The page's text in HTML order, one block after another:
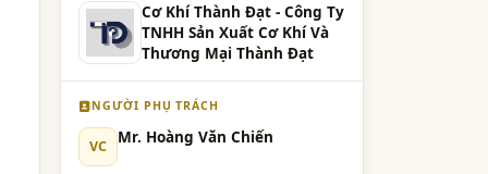
Cơ Khí Thành Đạt - Công Ty
TNHH Sản Xuất Cơ Khí Và
Thương Mại Thành Đạt
NGƯỜI PHỤ TRÁCH
VC Mr. Hoàng Văn Chiến